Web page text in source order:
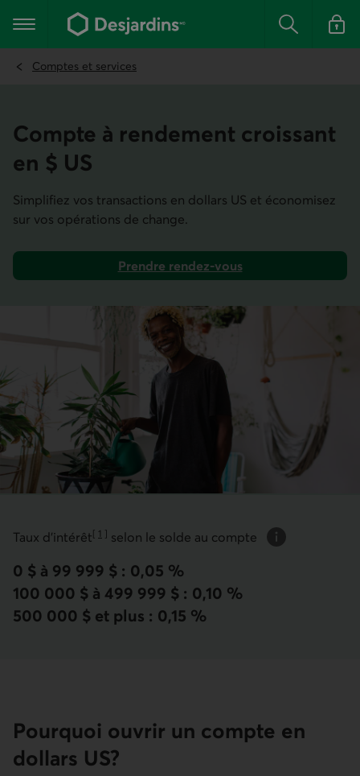
contenu
Menu principal Rechercher
Se
Comptes et services
Compte à rendement croissant
en $ ­US
Simplifiez vos transactions en dollars US et économisez
sur vos opérations de change.
Prendre rendez-vous
pour ouvrir un compte à rendement croissant en dollars
Taux d’intérêt[ 1 ]
Aller à la note
selon le solde au compte Information sur
0 $ à 99 999 $ : 0,05 %
100 000 $ à 499 999 $ : 0,10 %
500 000 $ et plus : 0,15 %
Pourquoi ouvrir un compte en
dollars US?